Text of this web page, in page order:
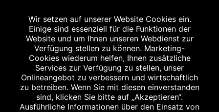
Abgabe in haushaltsüblichen Mengen, solange der Vorrat reicht. Für Druck-
und Satzfehler keine Haftung.
Zu Risiken und Nebenwirkungen lesen Sie die Packungsbeilage und fragen
Sie Ihren Arzt oder Apotheker.
Angabe nach der deutschen Arzneimitteltaxe Apothekenerstattungspreis
(AEP). Der AEP ist keine unverbindliche Preisempfehlung der Hersteller. Der
Wir setzen auf unserer Website Cookies ein.
Einige sind essenziell für die Funktionen der
Website und um Ihnen unseren Webdienst zur
Verfügung stellen zu können. Marketing-
Cookies wiederum helfen, Ihnen zusätzliche
Services zur Verfügung zu stellen, unser
Onlineangebot zu verbessern und wirtschaftlich
zu betreiben. Wenn Sie mit diesen einverstanden
sind, klicken Sie bitte auf „Akzeptieren“.
Ausführliche Informationen über den Einsatz von